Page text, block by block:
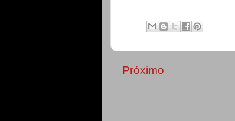
Próximo